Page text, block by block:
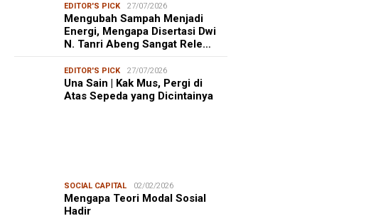
EDITOR'S PICK 27/07/2026
Mengubah Sampah Menjadi
Energi, Mengapa Disertasi Dwi
N. Tanri Abeng Sangat Rele…
EDITOR'S PICK 27/07/2026
Una Sain | Kak Mus, Pergi di
Atas Sepeda yang Dicintainya
SOCIAL CAPITAL 02/02/2026
Mengapa Teori Modal Sosial
Hadir